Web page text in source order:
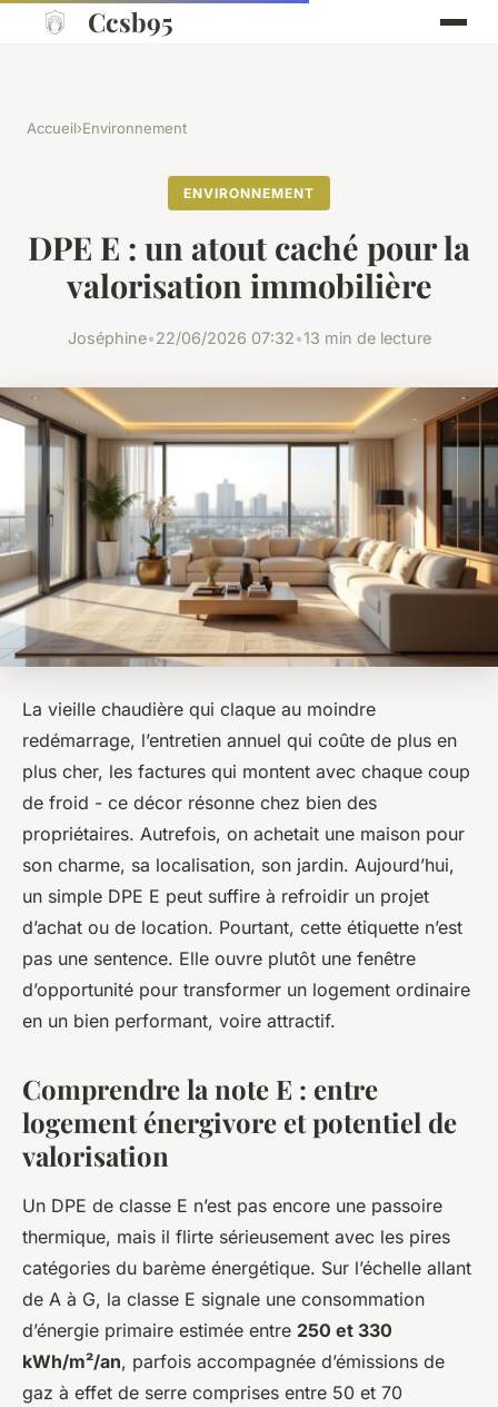
Ccsb95
Accueil›Environnement
ENVIRONNEMENT
DPE E : un atout caché pour la
valorisation immobilière
Joséphine•22/06/2026 07:32•13 min de lecture
La vieille chaudière qui claque au moindre
redémarrage, l’entretien annuel qui coûte de plus en
plus cher, les factures qui montent avec chaque coup
de froid - ce décor résonne chez bien des
propriétaires. Autrefois, on achetait une maison pour
son charme, sa localisation, son jardin. Aujourd’hui,
un simple DPE E peut suffire à refroidir un projet
d’achat ou de location. Pourtant, cette étiquette n’est
pas une sentence. Elle ouvre plutôt une fenêtre
d’opportunité pour transformer un logement ordinaire
en un bien performant, voire attractif.
Comprendre la note E : entre
logement énergivore et potentiel de
valorisation
Un DPE de classe E n’est pas encore une passoire
thermique, mais il flirte sérieusement avec les pires
catégories du barème énergétique. Sur l’échelle allant
de A à G, la classe E signale une consommation
d’énergie primaire estimée entre 250 et 330
kWh/m²/an, parfois accompagnée d’émissions de
gaz à effet de serre comprises entre 50 et 70